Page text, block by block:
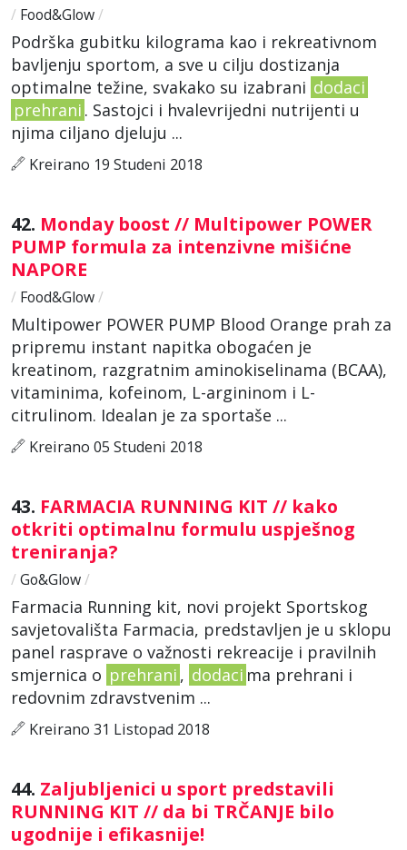
/ Food&Glow/
Podrška gubitku kilograma kao i rekreativnom
bavljenju sportom, a sve u cilju dostizanja
optimalne težine, svakako su izabrani dodaci
prehrani . Sastojci i hvalevrijedni nutrijenti u
njima ciljano djeluju ...
Kreirano 19 Studeni 2018
42. Monday boost // Multipower POWER
PUMP formula za intenzivne mišićne
NAPORE
/ Food&Glow/
Multipower POWER PUMP Blood Orange prah za
pripremu instant napitka obogaćen je
kreatinom, razgratnim aminokiselinama (BCAA),
vitaminima, kofeinom, L-argininom i L-
citrulinom. Idealan je za sportaše ...
Kreirano 05 Studeni 2018
43. FARMACIA RUNNING KIT // kako
otkriti optimalnu formulu uspješnog
treniranja?
/ Go&Glow/
Farmacia Running kit, novi projekt Sportskog
savjetovališta Farmacia, predstavljen je u sklopu
panel rasprave o važnosti rekreacije i pravilnih
smjernica o prehrani , dodaci ma prehrani i
redovnim zdravstvenim ...
Kreirano 31 Listopad 2018
44. Zaljubljenici u sport predstavili
RUNNING KIT // da bi TRČANJE bilo
ugodnije i efikasnije!